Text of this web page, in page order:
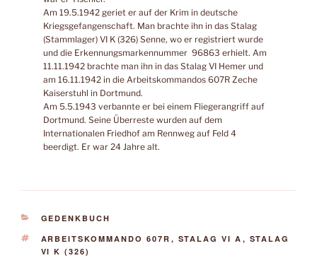
Am 19.5.1942 geriet er auf der Krim in deutsche
Kriegsgefangenschaft. Man brachte ihn in das Stalag
(Stammlager) VI K (326) Senne, wo er registriert wurde
und die Erkennungsmarkennummer 96863 erhielt. Am
11.11.1942 brachte man ihn in das Stalag VI Hemer und
am 16.11.1942 in die Arbeitskommandos 607R Zeche
Kaiserstuhl in Dortmund.
Am 5.5.1943 verbannte er bei einem Fliegerangriff auf
Dortmund. Seine Überreste wurden auf dem
Internationalen Friedhof am Rennweg auf Feld 4
beerdigt. Er war 24 Jahre alt.
KATEGORIEN
GEDENKBUCH
SCHLAGWÖRTER
ARBEITSKOMMANDO 607R , STALAG VI A , STALAG
VI K (326)